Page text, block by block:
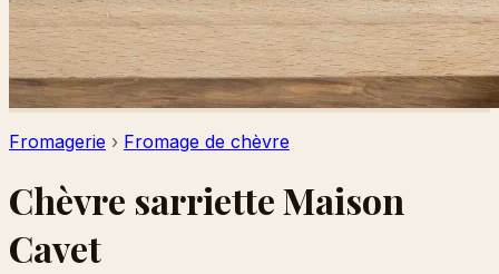
Fromagerie › Fromage de chèvre
Chèvre sarriette Maison
Cavet